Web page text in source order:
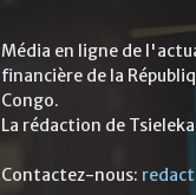
Média en ligne de
financière de la
Congo.
La rédaction de Tsieleka
Contactez-nous: